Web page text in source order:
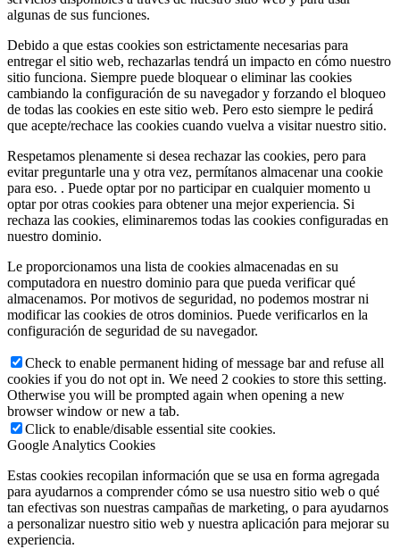
algunas de sus funciones.
Debido a que estas cookies son estrictamente necesarias para
entregar el sitio web, rechazarlas tendrá un impacto en cómo nuestro
sitio funciona. Siempre puede bloquear o eliminar las cookies
cambiando la configuración de su navegador y forzando el bloqueo
de todas las cookies en este sitio web. Pero esto siempre le pedirá
que acepte/rechace las cookies cuando vuelva a visitar nuestro sitio.
Respetamos plenamente si desea rechazar las cookies, pero para
evitar preguntarle una y otra vez, permítanos almacenar una cookie
para eso. . Puede optar por no participar en cualquier momento u
optar por otras cookies para obtener una mejor experiencia. Si
rechaza las cookies, eliminaremos todas las cookies configuradas en
nuestro dominio.
Le proporcionamos una lista de cookies almacenadas en su
computadora en nuestro dominio para que pueda verificar qué
almacenamos. Por motivos de seguridad, no podemos mostrar ni
modificar las cookies de otros dominios. Puede verificarlos en la
configuración de seguridad de su navegador.
Check to enable permanent hiding of message bar and refuse all
cookies if you do not opt in. We need 2 cookies to store this setting.
Otherwise you will be prompted again when opening a new
browser window or new a tab.
Click to enable/disable essential site cookies.
Google Analytics Cookies
Estas cookies recopilan información que se usa en forma agregada
para ayudarnos a comprender cómo se usa nuestro sitio web o qué
tan efectivas son nuestras campañas de marketing, o para ayudarnos
a personalizar nuestro sitio web y nuestra aplicación para mejorar su
experiencia.